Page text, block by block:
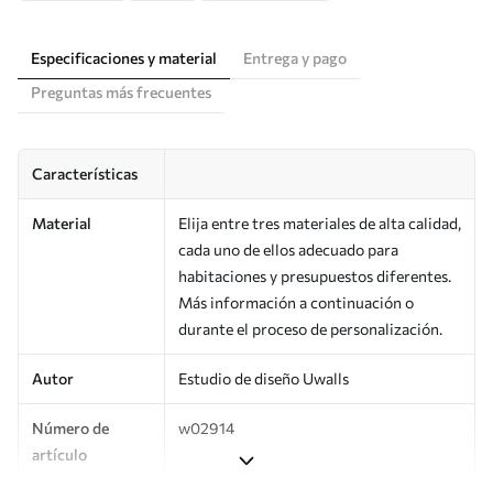
Especificaciones y material
Entrega y pago
Preguntas más frecuentes
Características
Material
Elija entre tres materiales de alta calidad,
cada uno de ellos adecuado para
habitaciones y presupuestos diferentes.
Más información a continuación o
durante el proceso de personalización.
Autor Estudio de diseño Uwalls
Número de
artículo
w02914